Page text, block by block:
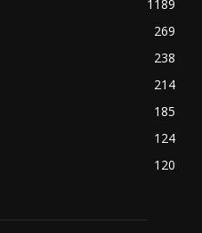
1189
269
238
214
185
124
120